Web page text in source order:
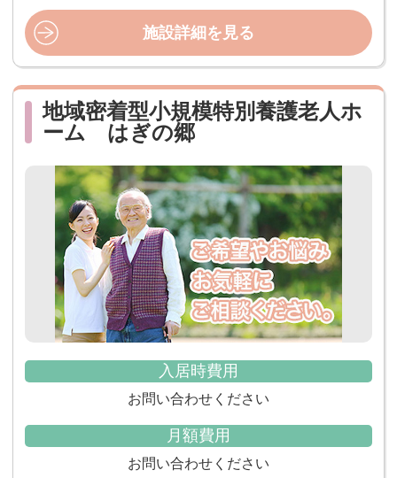
施設詳細を見る
地域密着型小規模特別養護老人ホ
ーム はぎの郷
入居時費用
お問い合わせください
月額費用
お問い合わせください